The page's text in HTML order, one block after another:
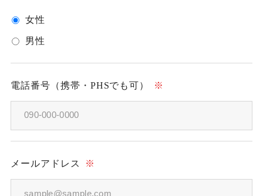
女性
男性
電話番号（携帯・PHSでも可） ※
メールアドレス ※